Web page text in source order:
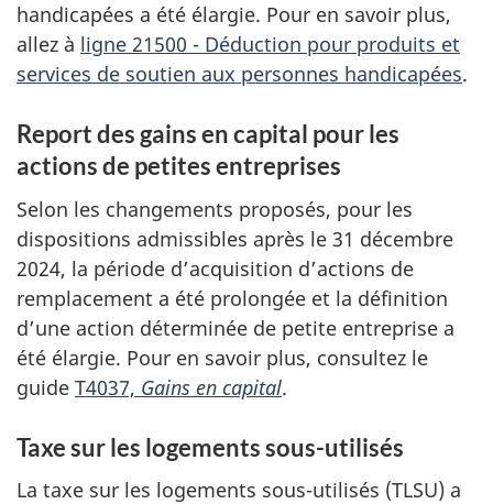
handicapées a été élargie. Pour en savoir plus,
allez à ligne 21500 - Déduction pour produits et
services de soutien aux personnes handicapées.
Report des gains en capital pour les
actions de petites entreprises
Selon les changements proposés, pour les
dispositions admissibles après le 31 décembre
2024, la période d’acquisition d’actions de
remplacement a été prolongée et la définition
d’une action déterminée de petite entreprise a
été élargie. Pour en savoir plus, consultez le
guide T4037, Gains en capital.
Taxe sur les logements sous-utilisés
La taxe sur les logements sous-utilisés (TLSU) a